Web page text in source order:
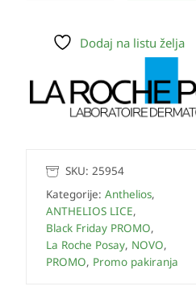
Dodaj na listu želja
SKU: 25954
Kategorije: Anthelios,
ANTHELIOS LICE,
Black Friday PROMO,
La Roche Posay, NOVO,
PROMO, Promo pakiranja